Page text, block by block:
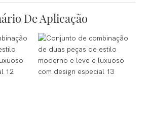
De Aplicação